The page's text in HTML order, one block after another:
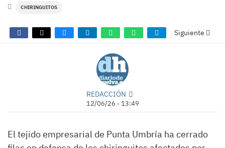
CHIRINGUITOS
Siguiente
REDACCIÓN
12/06/26 - 13:49
El tejido empresarial de Punta Umbría ha cerrado